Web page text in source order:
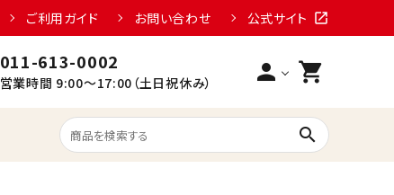
ご利用ガイド お問い合わせ 公式サイト open_in_new
011-613-0002
営業時間 9:00〜17:00（土日祝休み） person shopping_cart
search